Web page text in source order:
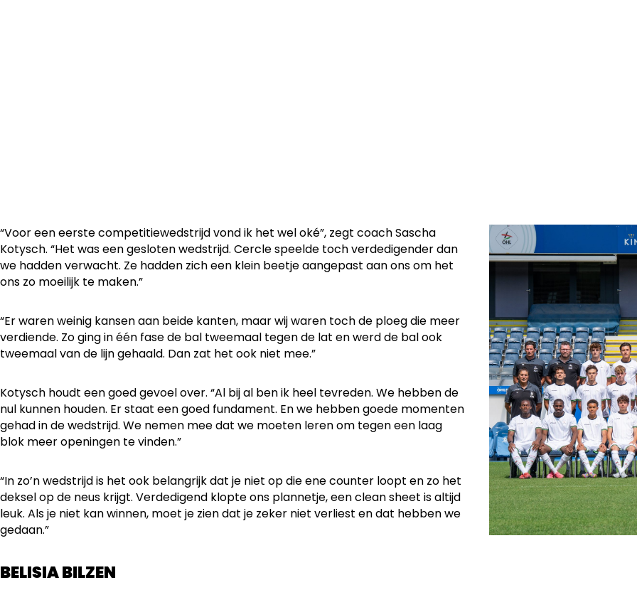
“Voor een eerste competitiewedstrijd vond ik het wel oké”, zegt coach Sascha
Kotysch. “Het was een gesloten wedstrijd. Cercle speelde toch verdedigender dan
we hadden verwacht. Ze hadden zich een klein beetje aangepast aan ons om het
ons zo moeilijk te maken.”
“Er waren weinig kansen aan beide kanten, maar wij waren toch de ploeg die meer
verdiende. Zo ging in één fase de bal tweemaal tegen de lat en werd de bal ook
tweemaal van de lijn gehaald. Dan zat het ook niet mee.”
Kotysch houdt een goed gevoel over. “Al bij al ben ik heel tevreden. We hebben de
nul kunnen houden. Er staat een goed fundament. En we hebben goede momenten
gehad in de wedstrijd. We nemen mee dat we moeten leren om tegen een laag
blok meer openingen te vinden.”
“In zo’n wedstrijd is het ook belangrijk dat je niet op die ene counter loopt en zo het
deksel op de neus krijgt. Verdedigend klopte ons plannetje, een clean sheet is altijd
leuk. Als je niet kan winnen, moet je zien dat je zeker niet verliest en dat hebben we
gedaan.”
BELISIA BILZEN